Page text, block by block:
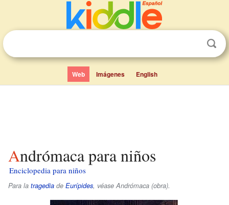
Web Imágenes English
Andrómaca para niños
Enciclopedia para niños
Para la tragedia de Eurípides, véase Andrómaca (obra).